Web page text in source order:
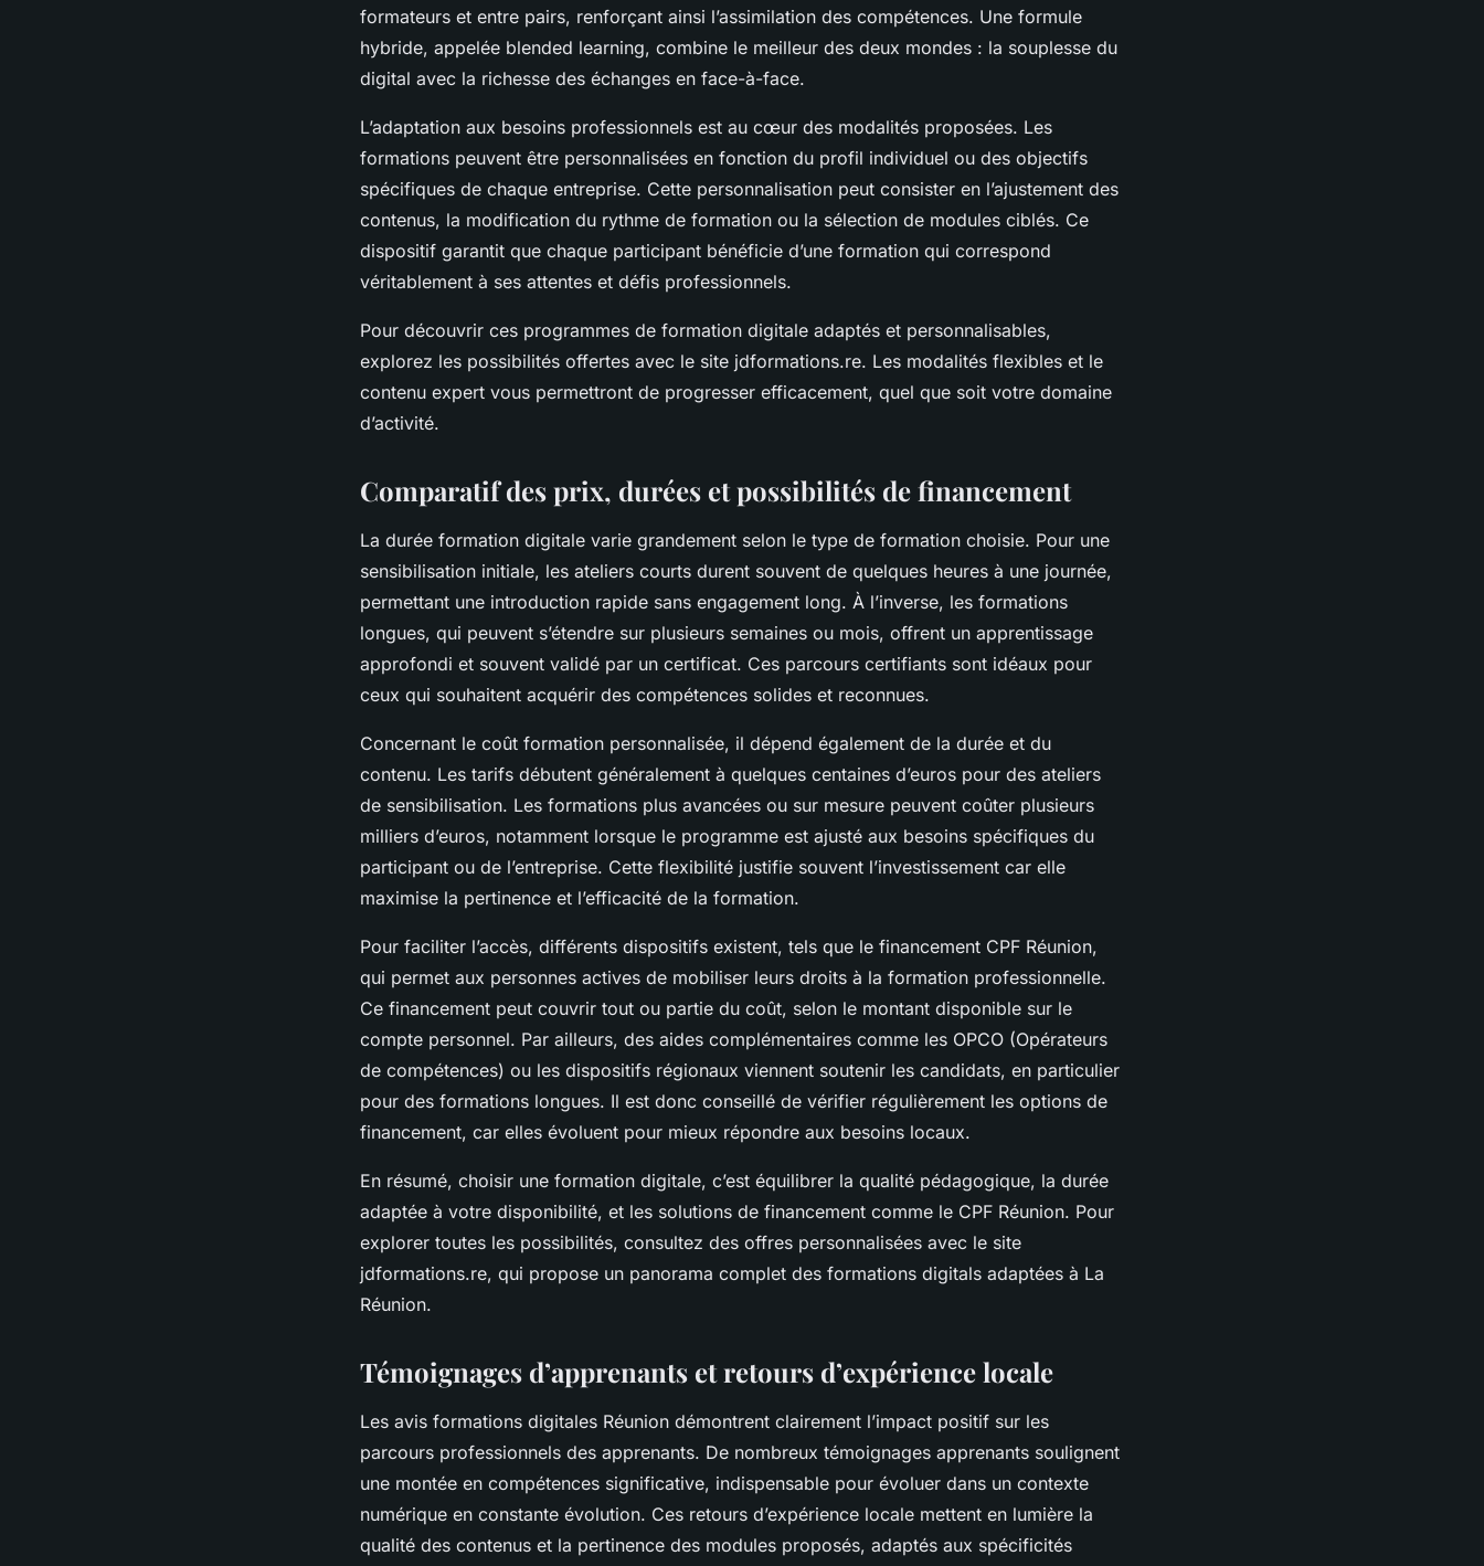
formateurs et entre pairs, renforçant ainsi l’assimilation des compétences. Une formule
hybride, appelée blended learning, combine le meilleur des deux mondes : la souplesse du
digital avec la richesse des échanges en face-à-face.
L’adaptation aux besoins professionnels est au cœur des modalités proposées. Les
formations peuvent être personnalisées en fonction du profil individuel ou des objectifs
spécifiques de chaque entreprise. Cette personnalisation peut consister en l’ajustement des
contenus, la modification du rythme de formation ou la sélection de modules ciblés. Ce
dispositif garantit que chaque participant bénéficie d’une formation qui correspond
véritablement à ses attentes et défis professionnels.
Pour découvrir ces programmes de formation digitale adaptés et personnalisables,
explorez les possibilités offertes avec le site jdformations.re. Les modalités flexibles et le
contenu expert vous permettront de progresser efficacement, quel que soit votre domaine
d’activité.
Comparatif des prix, durées et possibilités de financement
La durée formation digitale varie grandement selon le type de formation choisie. Pour une
sensibilisation initiale, les ateliers courts durent souvent de quelques heures à une journée,
permettant une introduction rapide sans engagement long. À l’inverse, les formations
longues, qui peuvent s’étendre sur plusieurs semaines ou mois, offrent un apprentissage
approfondi et souvent validé par un certificat. Ces parcours certifiants sont idéaux pour
ceux qui souhaitent acquérir des compétences solides et reconnues.
Concernant le coût formation personnalisée, il dépend également de la durée et du
contenu. Les tarifs débutent généralement à quelques centaines d’euros pour des ateliers
de sensibilisation. Les formations plus avancées ou sur mesure peuvent coûter plusieurs
milliers d’euros, notamment lorsque le programme est ajusté aux besoins spécifiques du
participant ou de l’entreprise. Cette flexibilité justifie souvent l’investissement car elle
maximise la pertinence et l’efficacité de la formation.
Pour faciliter l’accès, différents dispositifs existent, tels que le financement CPF Réunion,
qui permet aux personnes actives de mobiliser leurs droits à la formation professionnelle.
Ce financement peut couvrir tout ou partie du coût, selon le montant disponible sur le
compte personnel. Par ailleurs, des aides complémentaires comme les OPCO (Opérateurs
de compétences) ou les dispositifs régionaux viennent soutenir les candidats, en particulier
pour des formations longues. Il est donc conseillé de vérifier régulièrement les options de
financement, car elles évoluent pour mieux répondre aux besoins locaux.
En résumé, choisir une formation digitale, c’est équilibrer la qualité pédagogique, la durée
adaptée à votre disponibilité, et les solutions de financement comme le CPF Réunion. Pour
explorer toutes les possibilités, consultez des offres personnalisées avec le site
jdformations.re, qui propose un panorama complet des formations digitals adaptées à La
Réunion.
Témoignages d’apprenants et retours d’expérience locale
Les avis formations digitales Réunion démontrent clairement l’impact positif sur les
parcours professionnels des apprenants. De nombreux témoignages apprenants soulignent
une montée en compétences significative, indispensable pour évoluer dans un contexte
numérique en constante évolution. Ces retours d’expérience locale mettent en lumière la
qualité des contenus et la pertinence des modules proposés, adaptés aux spécificités